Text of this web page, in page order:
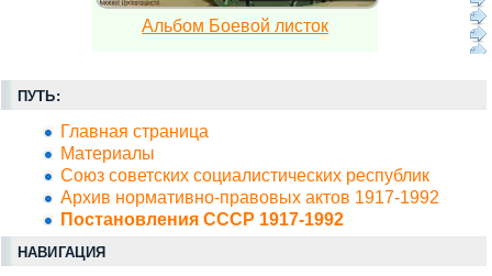
Альбом Боевой листок
ПУТЬ:
Главная страница
Материалы
Союз советских социалистических республик
Архив нормативно-правовых актов 1917-1992
Постановления СССР 1917-1992
НАВИГАЦИЯ